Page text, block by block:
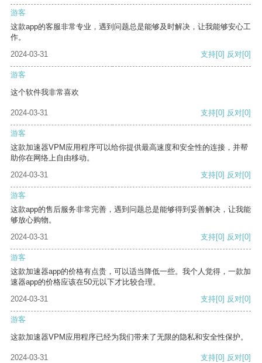
游客
这款app的客服非常专业，遇到问题总是能够及时解决，让我能够安心工
作。
2024-03-31
支持[0] 反对[0]
游客
这个软件我非常喜欢
2024-03-31 支持[0] 反对[0]
游客
这款加速器VPM应用程序可以给你提供最高速度和安全性的连接，并帮
助你在网络上自由移动。
2024-03-31
支持[0] 反对[0]
游客
这款app的售后服务非常完善，遇到问题总是能够得到妥善解决，让我能
够放心购物。
2024-03-31
支持[0] 反对[0]
游客
这款加速器app的价格有点贵，可以适当降低一些。我个人觉得，一款加
速器app的价格应该在50元以下才比较合理。
2024-03-31
支持[0] 反对[0]
游客
这款加速器VPM应用程序已经为我们带来了无限的隐私和安全性保护。
2024-03-31 支持[0] 反对[0]